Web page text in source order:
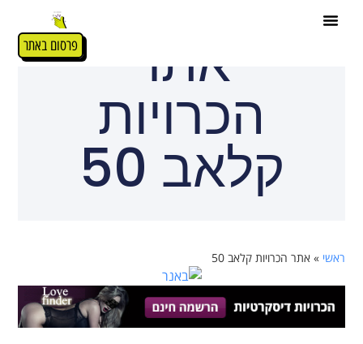
פרסום באתר אתר
הכרויות
קלאב 50
ראשי »אתר הכרויות קלאב 50